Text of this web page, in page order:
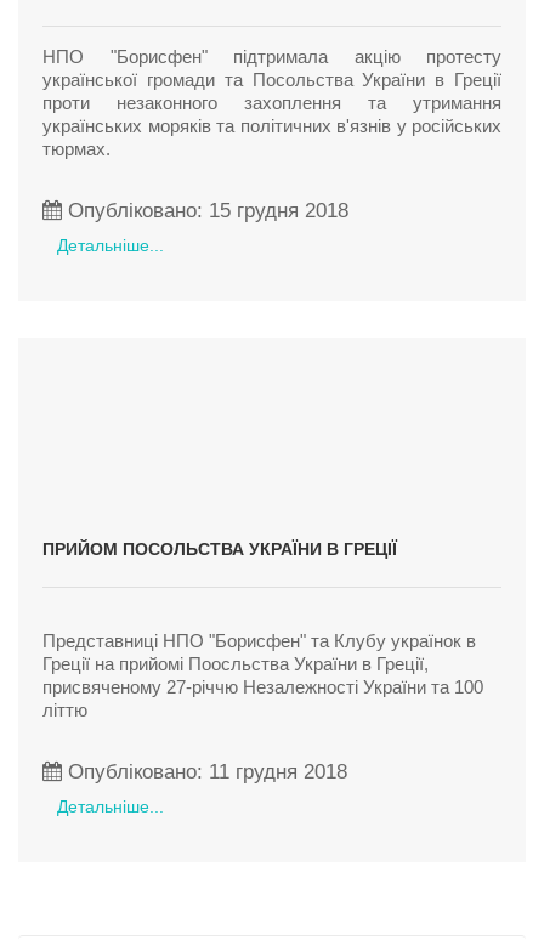
НПО "Борисфен" підтримала акцію протесту
української громади та Посольства України в Греції
проти незаконного захоплення та утримання
українських моряків та політичних в'язнів у російських
тюрмах.
Опубліковано: 15 грудня 2018
Детальніше...
ПРИЙОМ ПОСОЛЬСТВА УКРАЇНИ В ГРЕЦІЇ
Представниці НПО "Борисфен" та Клубу українок в
Греції на прийомі Поосльства України в Греції,
присвяченому 27-річчю Незалежності України та 100
літтю
Опубліковано: 11 грудня 2018
Детальніше...